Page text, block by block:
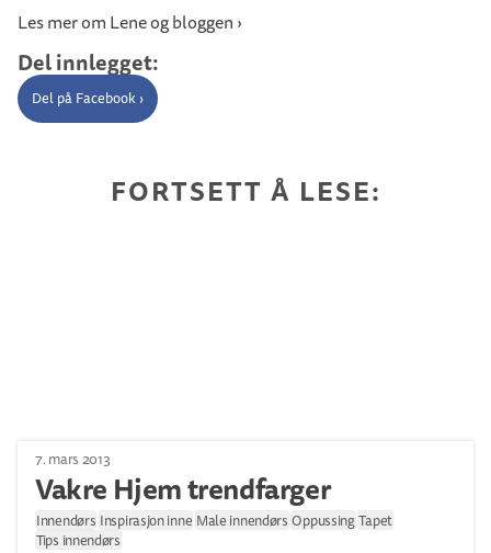
Les mer om Lene og bloggen ›
Del innlegget:
Del på Facebook ›
FORTSETT Å LESE:
7. mars 2013
Vakre Hjem trendfarger
Innendørs Inspirasjon inne Male innendørs OppussingTapet
Tips innendørs